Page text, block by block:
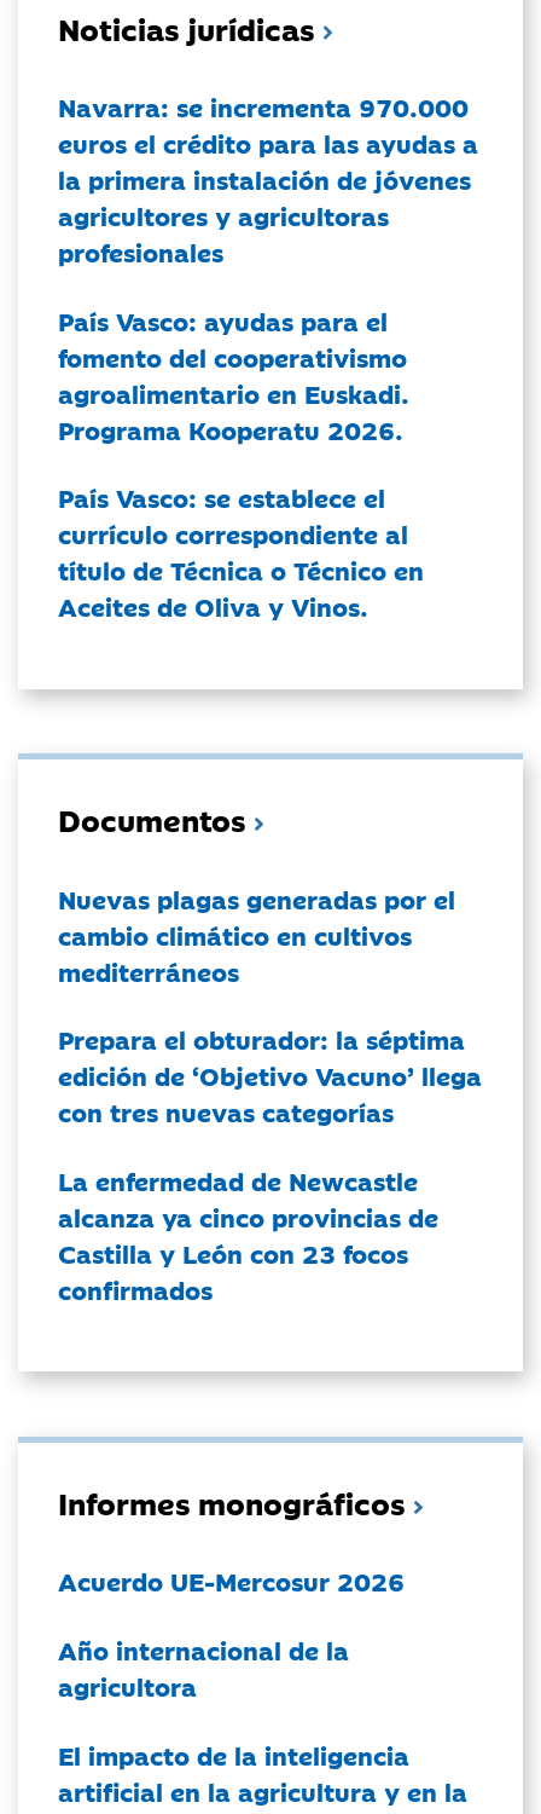
Noticias jurídicas
Navarra: se incrementa 970.000
euros el crédito para las ayudas a
la primera instalación de jóvenes
agricultores y agricultoras
profesionales
País Vasco: ayudas para el
fomento del cooperativismo
agroalimentario en Euskadi.
Programa Kooperatu 2026.
País Vasco: se establece el
currículo correspondiente al
título de Técnica o Técnico en
Aceites de Oliva y Vinos.
Documentos
Nuevas plagas generadas por el
cambio climático en cultivos
mediterráneos
Prepara el obturador: la séptima
edición de ‘Objetivo Vacuno’ llega
con tres nuevas categorías
La enfermedad de Newcastle
alcanza ya cinco provincias de
Castilla y León con 23 focos
confirmados
Informes monográficos
Acuerdo UE-Mercosur 2026
Año internacional de la
agricultora
El impacto de la inteligencia
artificial en la agricultura y en la